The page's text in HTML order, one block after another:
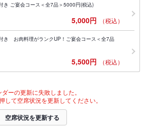
き ご宴会コース＜全7品＞5000円(税込)
5,000円 （税込）
き お肉料理がランクUP！ご宴会コース＜全7品
5,500円 （税込）
ーの更新に失敗しました。
して空席状況を更新してください。
空席状況を更新する